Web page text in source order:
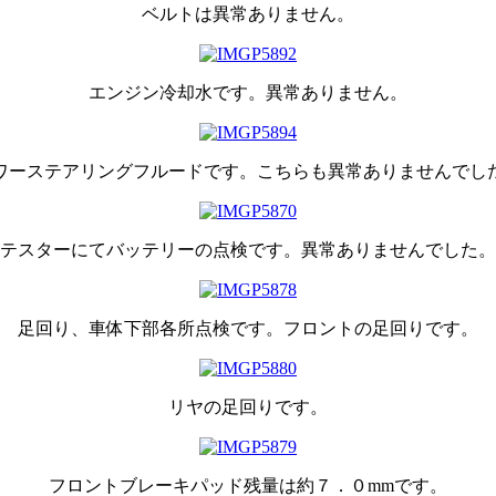
ベルトは異常ありません。
エンジン冷却水です。異常ありません。
ーステアリングフルードです。こちらも異常ありませんでし
テスターにてバッテリーの点検です。異常ありませんでした。
足回り、車体下部各所点検です。フロントの足回りです。
リヤの足回りです。
フロントブレーキパッド残量は約７．０mmです。